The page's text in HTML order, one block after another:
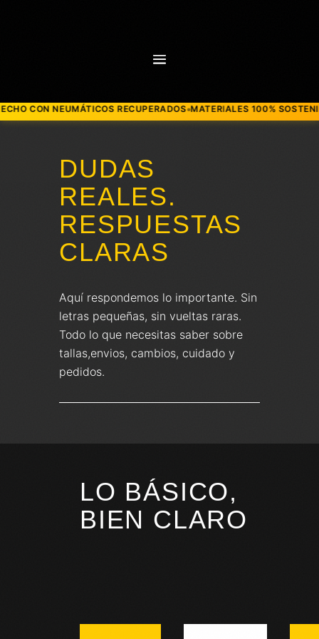
RECUPERADOS ●MATERIALES 100% SOSTENIBLES● MODA
DUDAS
REALES.
RESPUESTAS
CLARAS
Aquí respondemos lo importante. Sin
letras pequeñas, sin vueltas raras.
Todo lo que necesitas saber sobre
tallas,envios, cambios, cuidado y
pedidos.
LO BÁSICO,
BIEN CLARO